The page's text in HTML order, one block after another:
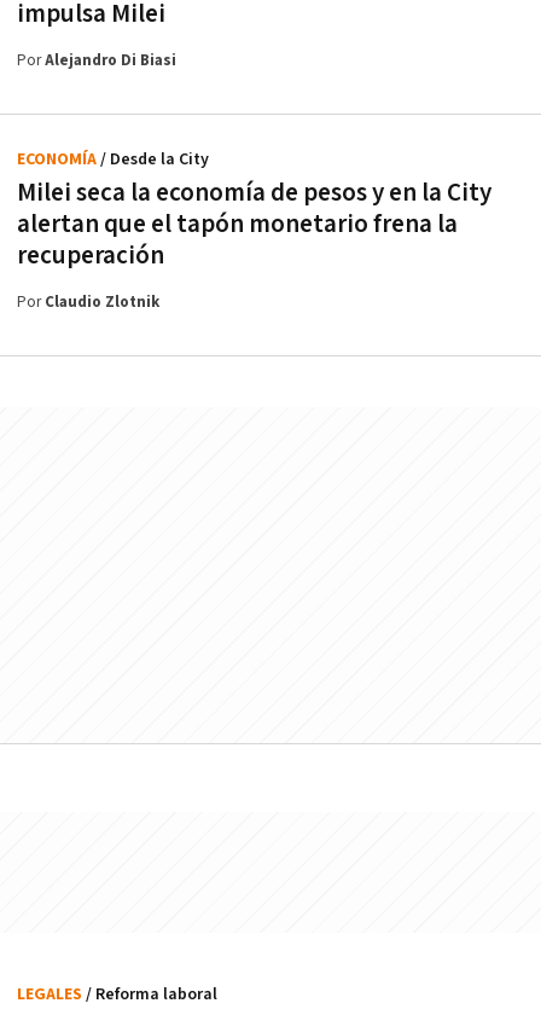
impulsa Milei
PorAlejandro Di Biasi
Milei seca la economía de pesos y en la City
alertan que el tapón monetario frena la
recuperación
ECONOMÍA/ Desde la City
PorClaudio Zlotnik
LEGALES / Reforma laboral